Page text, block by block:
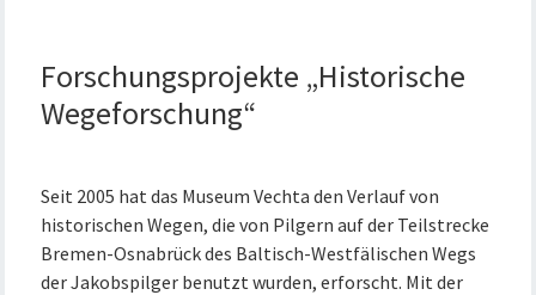
Forschungsprojekte „Historische
Wegeforschung“
Seit 2005 hat das Museum Vechta den Verlauf von
historischen Wegen, die von Pilgern auf der Teilstrecke
Bremen-Osnabrück des Baltisch-Westfälischen Wegs
der Jakobspilger benutzt wurden, erforscht. Mit der